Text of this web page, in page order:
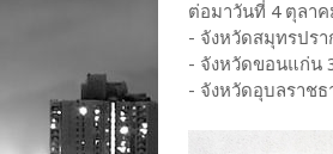
ต่อมาวันที่ 4 ตุลา
- จังหวัดสมุทรปรา
- จังหวัดขอนแก่น
- จังหวัดอุบลราชธ